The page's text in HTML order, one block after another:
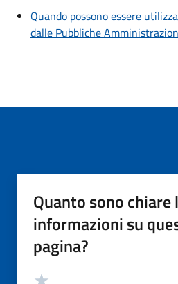
Quando possono essere
dalle Pubbliche
Quanto sono chiare
informazioni su
pagina?
Valutazione